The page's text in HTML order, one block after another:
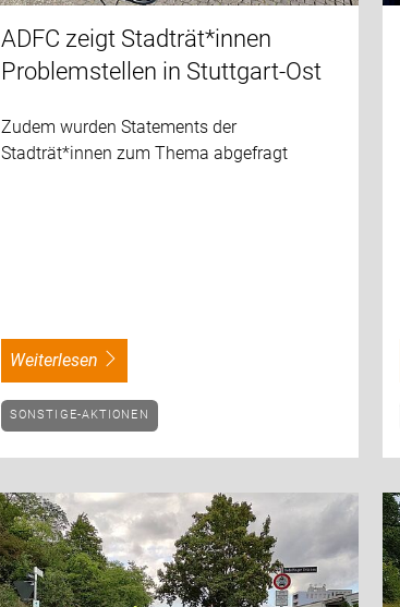
ADFC zeigt Stadträt*innen
Problemstellen in Stuttgart-Ost
Zudem wurden Statements der
Stadträt*innen zum Thema abgefragt
weiterlesen
SONSTIGE-AKTIONEN